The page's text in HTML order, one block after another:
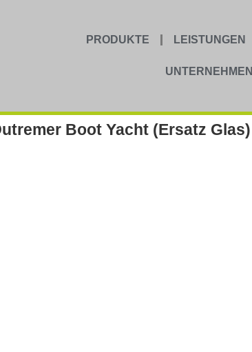
PRODUKTE LEISTUNGEN
UNTERNEHMEN
Boot Yacht (Ersatz Glas)